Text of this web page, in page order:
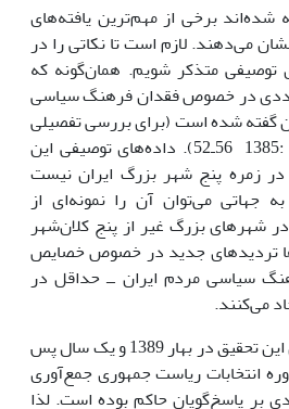
شده‌اند برخى از مهم‌ترین یافته‌هاى
مى‌دهند. لازم است تا نکاتى را در
متذکر شویم. همان‌گونه که
در خصوص فقدان فرهنگ سیاسى
گفته شده است (براى بررسى تفصیلى
این دیدگاه‌ها نک: ایسپا، :1385 56ـ52). داده‌هاى توصیفى این
زمره پنج شهر بزرگ ایران نیست
مى‌توان آن را نمونه‌اى از
شهرهاى بزرگ غیر از پنج کلان‌شهر
تردیدهاى جدید در خصوص خصایص
سیاسى مردم ایران ــ حداقل در
مى‌کنند.
نکته دوم این‌که داده‌هاى این تحقیق در بهار 1389 و یک سال پس
انتخابات ریاست جمهورى جمع‌آورى
بر پاسخ‌گویان حاکم بوده است. لذا